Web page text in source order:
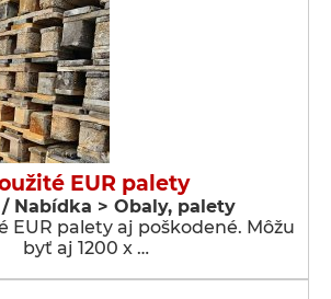
EUR palety
Nabídka > Obaly, palety
EUR palety aj poškodené. Môžu
byť aj 1200 x …